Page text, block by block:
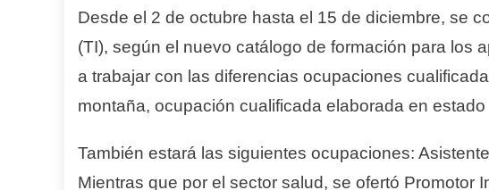
Desde el 2 de octubre hasta el 15 de diciembre, se
(TI), según el nuevo catálogo de formación para los
a trabajar con las diferencias ocupaciones
montaña, ocupación cualificada elaborada en
También estará las siguientes ocupaciones:
Mientras que por el sector salud, se ofertó Promotor